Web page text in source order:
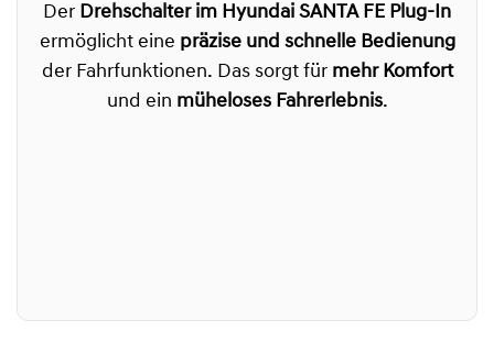
Der Drehschalter im Hyundai SANTA FE Plug-In
ermöglicht eine präzise und schnelle Bedienung
der Fahrfunktionen. Das sorgt für mehr Komfort
und ein müheloses Fahrerlebnis.